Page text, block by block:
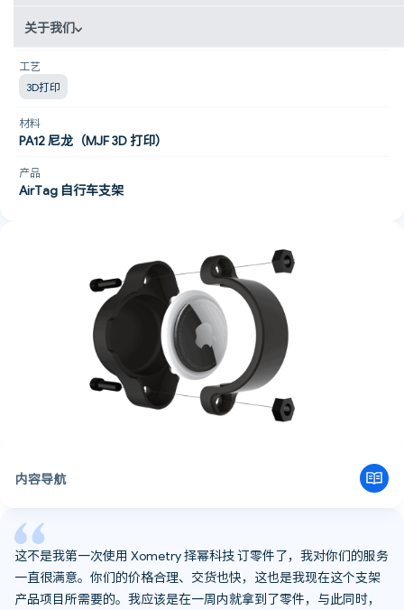
关于我们
原型制作
工艺
3D打印
材料
PA12 尼龙（MJF 3D 打印）
产品
AirTag 自行车支架
这不是我第一次使用 Xometry 择幂科技 订零件了，我对你们的服务
一直很满意。你们的价格合理、交货也快，这也是我现在这个支架
产品项目所需要的。我应该是在一周内就拿到了零件，与此同时，
内容导航
“远超预期的订单数”